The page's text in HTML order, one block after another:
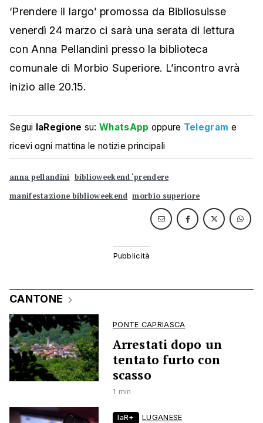
‘Prendere il largo’ promossa da Bibliosuisse
venerdì 24 marzo ci sarà una serata di lettura
con Anna Pellandini presso la biblioteca
comunale di Morbio Superiore. L’incontro avrà
inizio alle 20.15.
Segui laRegione su:WhatsApp oppure Telegram e
ricevi ogni mattina le notizie principali
anna pellandini biblioweekend ‘prendere
manifestazione biblioweekend morbio superiore
CANTONE
PONTE CAPRIASCA
Arrestati dopo un
tentato furto con
scasso
1 min
laR+ LUGANESE